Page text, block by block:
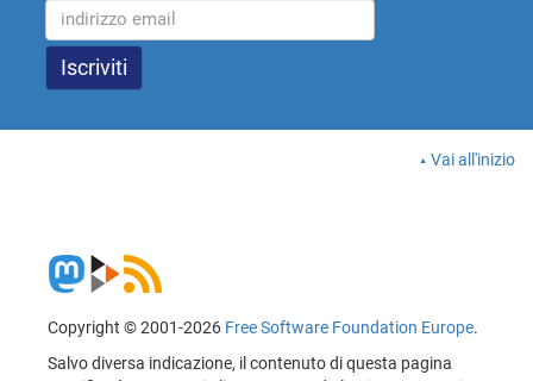
Vai all'inizio
Copyright © 2001-2026 Free Software Foundation Europe.
Salvo diversa indicazione, il contenuto di questa pagina